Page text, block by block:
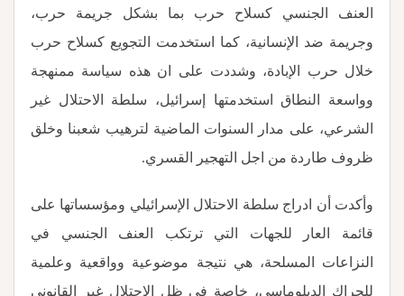
العنف الجنسي كسلاح حرب بما بشكل جريمة حرب،
وجريمة ضد الإنسانية، كما استخدمت التجويع كسلاح حرب
خلال حرب الإبادة، وشددت على ان هذه سياسة ممنهجة
وواسعة النطاق استخدمتها إسرائيل، سلطة الاحتلال غير
الشرعي، على مدار السنوات الماضية لترهيب شعبنا وخلق
ظروف طاردة من اجل التهجير القسري.
وأكدت أن ادراج سلطة الاحتلال الإسرائيلي ومؤسساتها على
قائمة العار للجهات التي ترتكب العنف الجنسي في
النزاعات المسلحة، هي نتيجة موضوعية وواقعية وعلمية
للحراك الدبلوماسي، خاصة في ظل الاحتلال غير القانوني